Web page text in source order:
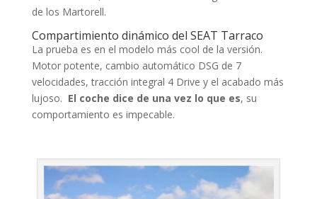
de los Martorell.
Compartimiento dinámico del SEAT Tarraco
La prueba es en el modelo más cool de la versión.
Motor potente, cambio automático DSG de 7
velocidades, tracción integral 4 Drive y el acabado más
lujoso. El coche dice de una vez lo que es, su
comportamiento es impecable.